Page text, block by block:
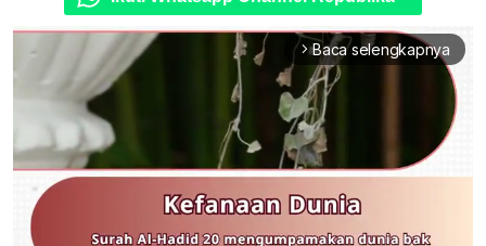
arrow_forward_ios Baca selengkapnya